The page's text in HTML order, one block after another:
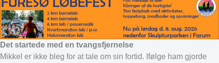
Det startede med en tvangsfjernelse
Mikkel er ikke bleg for at tale om sin fortid. Ifølge ham gjorde